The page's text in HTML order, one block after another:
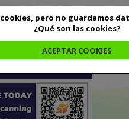
cookies, pero no guardamos
¿Qué son las cookies?
ACEPTAR COOKIES